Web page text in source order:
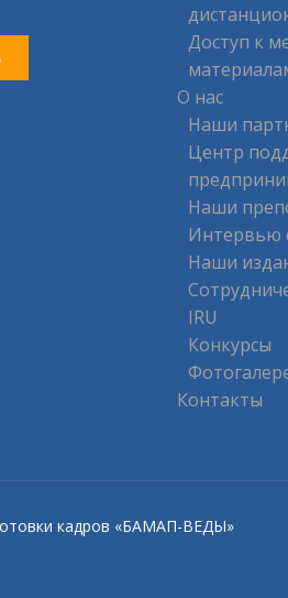
Доступ к
О нас
Наши
Центр
Наши
Интервью
Наши
IRU
Конкурсы
Контакты
кадров «БАМАП-ВЕДЫ»